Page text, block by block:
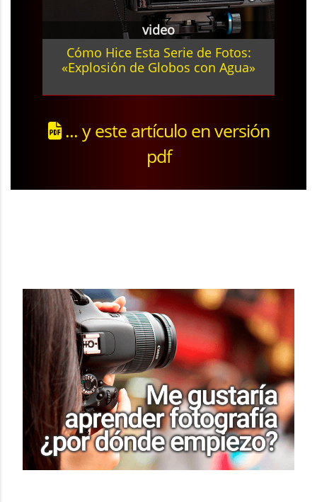
video
Cómo Hice Esta Serie de Fotos:
«Explosión de Globos con Agua»
... y este artículo en versión
pdf